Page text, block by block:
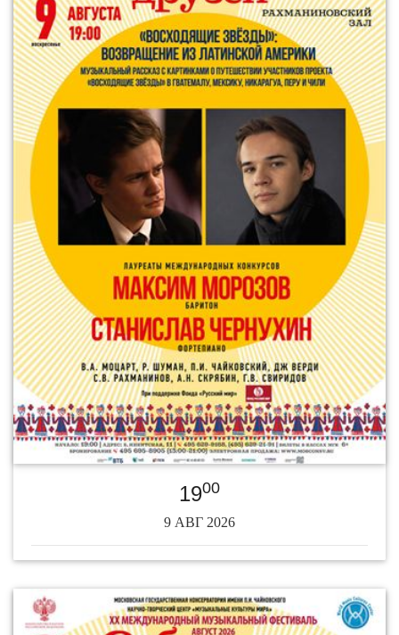
1900
9 АВГ 2026